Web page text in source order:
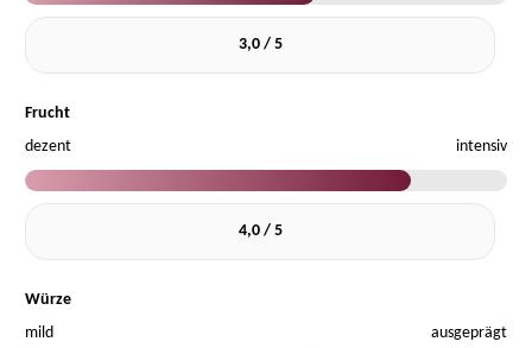
3,0 / 5
Frucht
dezent
intensiv
4,0 / 5
Würze
mild
ausgeprägt